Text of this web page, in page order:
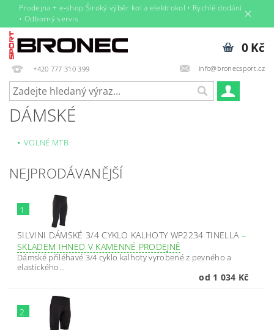
Prodejna + e‑shop Široký výběr kol a elektrokol • Rychlé dodání
• Odborný servis
+420 777 310 399 info@bronecsport.cz
0 Kč
DÁMSKÉ
VOLNÉ MTB
NEJPRODÁVANĚJŠÍ
1.
SILVINI DÁMSKÉ 3/4 CYKLO KALHOTY WP2234 TINELLA –
SKLADEM IHNED V KAMENNÉ PRODEJNĚ
Dámské přiléhavé 3/4 cyklo kalhoty vyrobené z pevného a
elastického...
od 1 034 Kč
2.